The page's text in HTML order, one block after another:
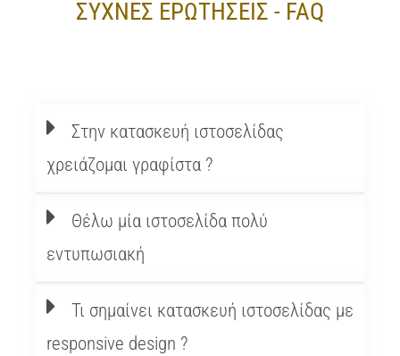
ΣΥΧΝΈΣ ΕΡΩΤΗΣΕΙΣ - FAQ
Στην κατασκευή ιστοσελίδας
χρειάζομαι γραφίστα ?
Θέλω μία ιστοσελίδα πολύ
εντυπωσιακή
Τι σημαίνει κατασκευή ιστοσελίδας με
responsive design ?